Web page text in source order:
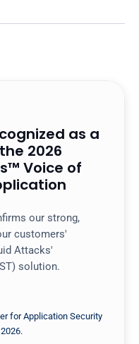
as a
2026
Voice of
our strong,
customers'
Attacks'
solution.
for Application Security